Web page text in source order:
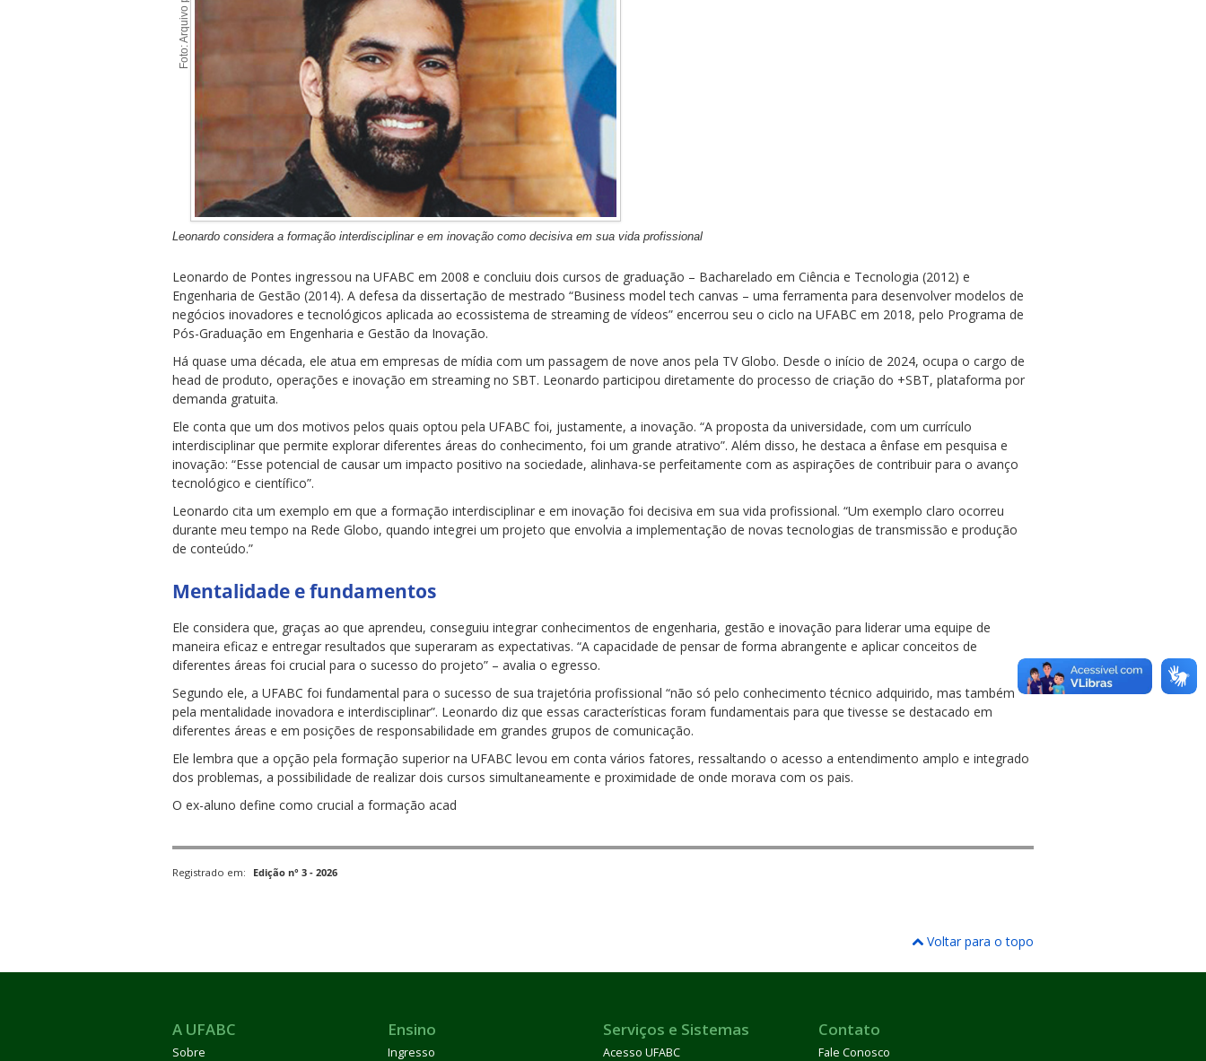
Leonardo considera a formação interdisciplinar e em inovação como decisiva em sua vida profissional
Leonardo de Pontes ingressou na UFABC em 2008 e concluiu dois cursos de graduação – Bacharelado em Ciência e Tecnologia (2012) e
Engenharia de Gestão (2014). A defesa da dissertação de mestrado “Business model tech canvas – uma ferramenta para desenvolver modelos de
negócios inovadores e tecnológicos aplicada ao ecossistema de streaming de vídeos” encerrou seu o ciclo na UFABC em 2018, pelo Programa de
Pós-Graduação em Engenharia e Gestão da Inovação.
Há quase uma década, ele atua em empresas de mídia com um passagem de nove anos pela TV Globo. Desde o início de 2024, ocupa o cargo de
head de produto, operações e inovação em streaming no SBT. Leonardo participou diretamente do processo de criação do +SBT, plataforma por
demanda gratuita.
Ele conta que um dos motivos pelos quais optou pela UFABC foi, justamente, a inovação. “A proposta da universidade, com um currículo
interdisciplinar que permite explorar diferentes áreas do conhecimento, foi um grande atrativo”. Além disso, he destaca a ênfase em pesquisa e
inovação: “Esse potencial de causar um impacto positivo na sociedade, alinhava-se perfeitamente com as aspirações de contribuir para o avanço
tecnológico e científico”.
Leonardo cita um exemplo em que a formação interdisciplinar e em inovação foi decisiva em sua vida profissional. “Um exemplo claro ocorreu
durante meu tempo na Rede Globo, quando integrei um projeto que envolvia a implementação de novas tecnologias de transmissão e produção
de conteúdo.”
Mentalidade e fundamentos
Ele considera que, graças ao que aprendeu, conseguiu integrar conhecimentos de engenharia, gestão e inovação para liderar uma equipe de
maneira eficaz e entregar resultados que superaram as expectativas. “A capacidade de pensar de forma abrangente e aplicar conceitos de
diferentes áreas foi crucial para o sucesso do projeto” – avalia o egresso.
Segundo ele, a UFABC foi fundamental para o sucesso de sua trajetória profissional “não só pelo conhecimento técnico adquirido, mas também
pela mentalidade inovadora e interdisciplinar”. Leonardo diz que essas características foram fundamentais para que tivesse se destacado em
diferentes áreas e em posições de responsabilidade em grandes grupos de comunicação.
Ele lembra que a opção pela formação superior na UFABC levou em conta vários fatores, ressaltando o acesso a entendimento amplo e integrado
dos problemas, a possibilidade de realizar dois cursos simultaneamente e proximidade de onde morava com os pais.
O ex-aluno define como crucial a formação acad
Registrado em: Edição n° 3 - 2026
Voltar para o topo
A UFABC
Sobre
Ensino
Ingresso
Serviços e Sistemas
Acesso UFABC
Contato
Fale Conosco